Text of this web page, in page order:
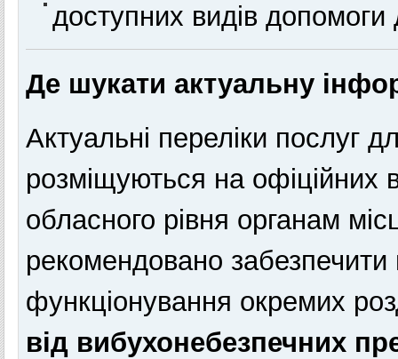
доступних видів допомоги
Де шукати актуальну
Актуальні переліки послуг
розміщуються на офіційних
обласного рівня органам
рекомендовано забезпечити
функціонування окремих
від вибухонебезпечних